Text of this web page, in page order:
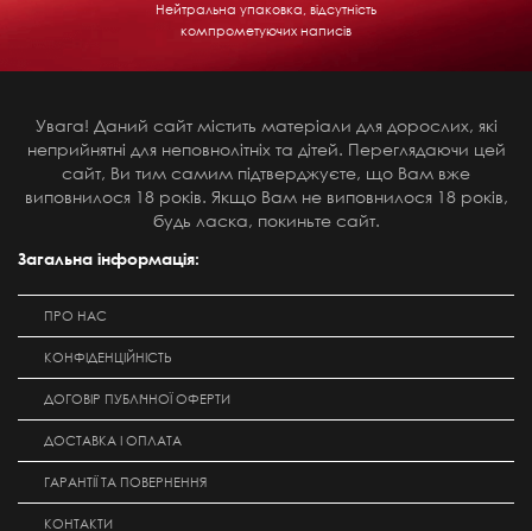
Нейтральна упаковка, відсутність
компрометуючих написів
Увага! Даний сайт містить матеріали для дорослих, які
неприйнятні для неповнолітніх та дітей. Переглядаючи цей
сайт, Ви тим самим підтверджуєте, що Вам вже
виповнилося 18 років. Якщо Вам не виповнилося 18 років,
будь ласка, покиньте сайт.
Загальна інформація:
ПРО НАС
КОНФІДЕНЦІЙНІСТЬ
ДОГОВІР ПУБЛІЧНОЇ ОФЕРТИ
ДОСТАВКА І ОПЛАТА
ГАРАНТІЇ ТА ПОВЕРНЕННЯ
КОНТАКТИ